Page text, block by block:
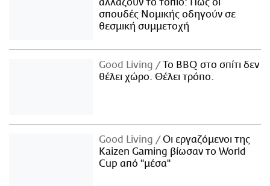
αλλάζουν το τοπίο: Πώς οι
σπουδές Νομικής οδηγούν σε
θεσμική συμμετοχή
Good Living
Το BBQ στο σπίτι δεν
θέλει χώρο. Θέλει τρόπο.
Good Living
Οι εργαζόμενοι της
Kaizen Gaming βίωσαν το World
Cup από "μέσα"